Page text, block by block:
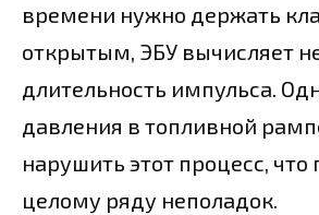
времени нужно держать
открытым, ЭБУ вычисляет
длительность импульса.
давления в топливной
нарушить этот процесс, что
целому ряду неполадок.